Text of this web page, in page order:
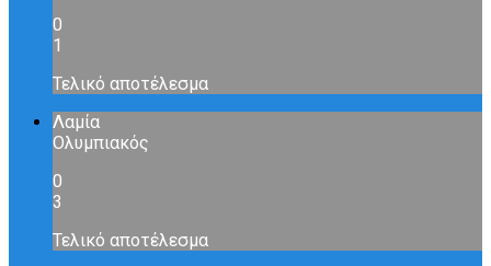
0
1
Τελικό αποτέλεσμα
Λαμία
Ολυμπιακός
0
3
Τελικό αποτέλεσμα